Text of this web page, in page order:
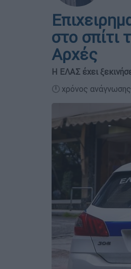
στο σπίτι
Αρχές
Η ΕΛΑΣ έχει
🕛 χρόνος